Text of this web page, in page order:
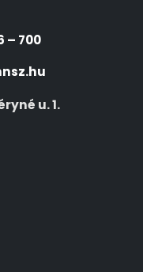
– 700
u. 1.